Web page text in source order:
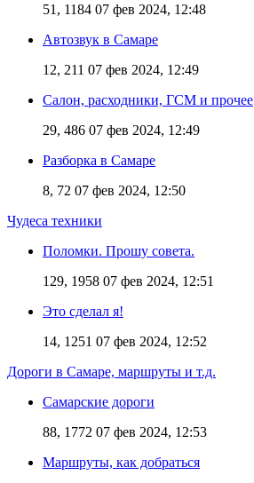
51, 1184 07 фев 2024, 12:48
Автозвук в Самаре
12, 211 07 фев 2024, 12:49
Салон, расходники, ГСМ и прочее
29, 486 07 фев 2024, 12:49
Разборка в Самаре
8, 72 07 фев 2024, 12:50
Чудеса техники
Поломки. Прошу совета.
129, 1958 07 фев 2024, 12:51
Это сделал я!
14, 1251 07 фев 2024, 12:52
Дороги в Самаре, маршруты и т.д.
Самарские дороги
88, 1772 07 фев 2024, 12:53
Маршруты, как добраться